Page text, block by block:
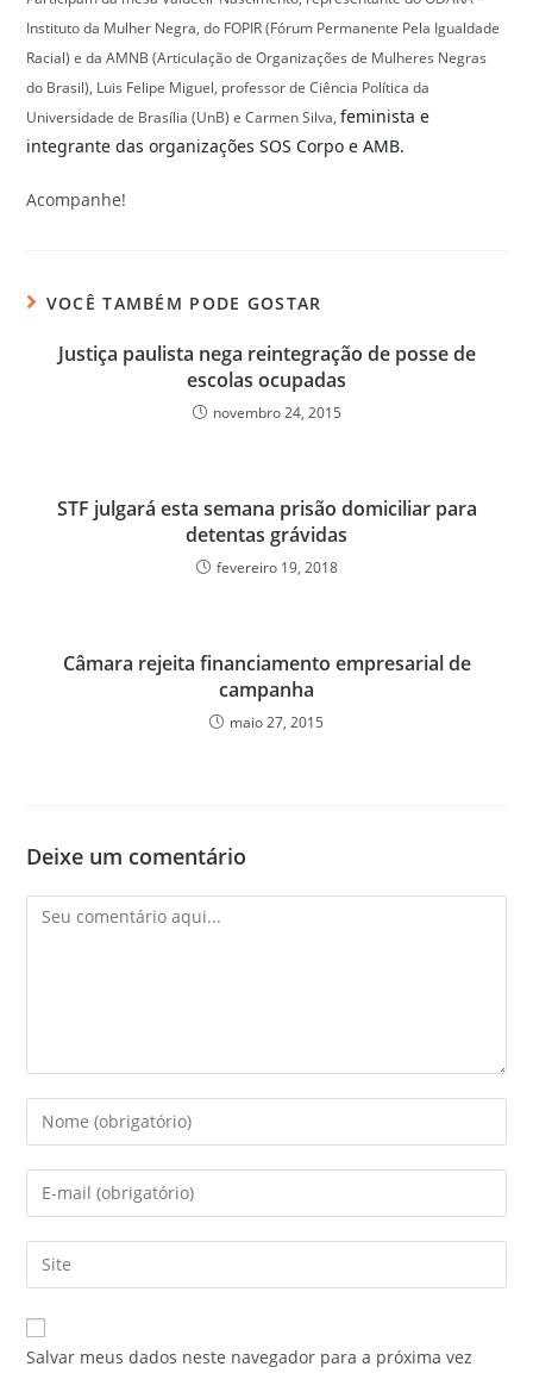
Instituto da Mulher Negra, do FOPIR (Fórum Permanente Pela Igualdade
Racial) e da AMNB (Articulação de Organizações de Mulheres Negras
do Brasil), Luis Felipe Miguel, professor de Ciência Política da
Universidade de Brasília (UnB) e Carmen Silva,feminista e
integrante das organizações SOS Corpo e AMB.
Acompanhe!
VOCÊ TAMBÉM PODE GOSTAR
Justiça paulista nega reintegração de posse de
escolas ocupadas
novembro 24, 2015
STF julgará esta semana prisão domiciliar para
detentas grávidas
fevereiro 19, 2018
Câmara rejeita financiamento empresarial de
campanha
maio 27, 2015
Deixe um comentário
Salvar meus dados neste navegador para a próxima vez